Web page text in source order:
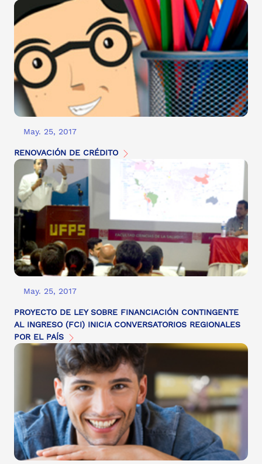
May. 25, 2017
RENOVACIÓN DE CRÉDITO
May. 25, 2017
PROYECTO DE LEY SOBRE FINANCIACIÓN CONTINGENTE
AL INGRESO (FCI) INICIA CONVERSATORIOS REGIONALES
POR EL PAÍS